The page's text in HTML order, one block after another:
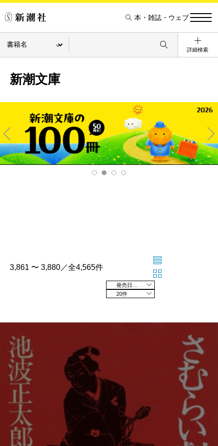
本・雑誌・ウェブ
詳細検索
新潮文庫
Pre
v
Ne
xt
3,861 〜 3,880／全4,565件
20件